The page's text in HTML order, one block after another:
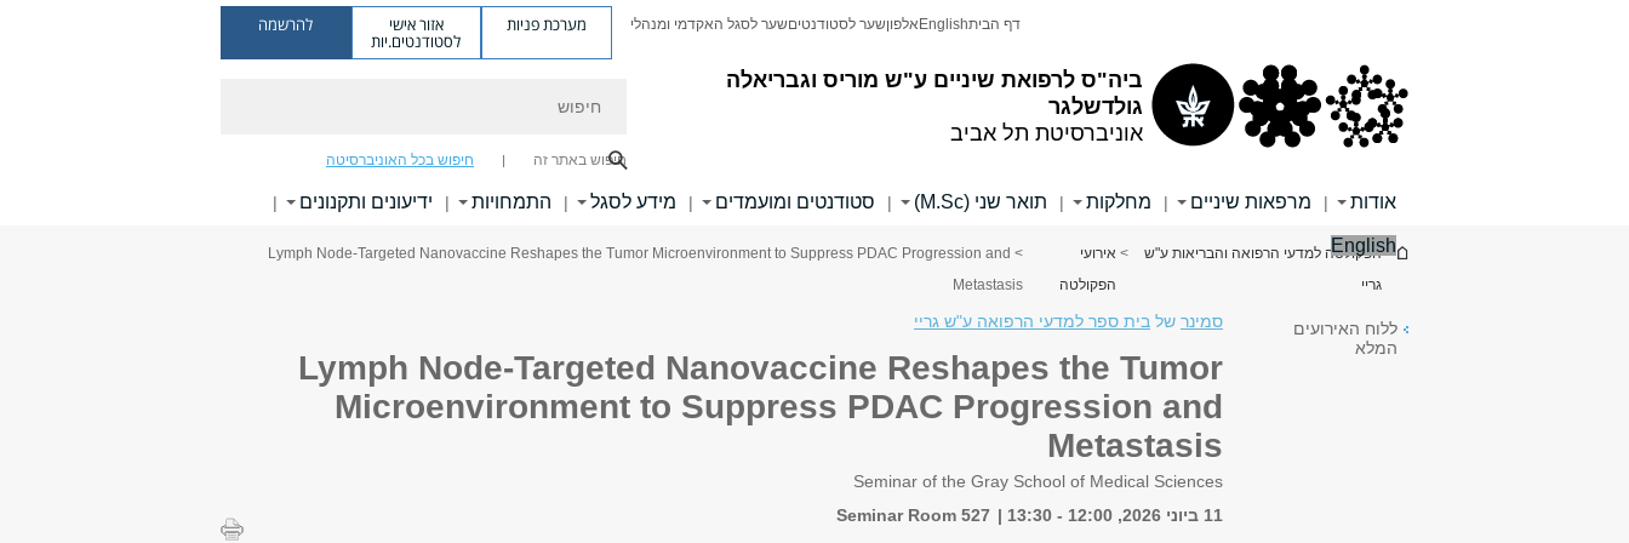
ביה"ס לרפואת שיניים ע"ש מוריס וגבריאלה
גולדשלגר
אוניברסיטת תל אביב
דף הביתEnglish אלפוןשער לסטודנטיםשער לסגל האקדמי ומנהלי מערכת פניות אזור אישי
לסטודנטים.יות
להרשמה
חיפוש באתר זה חיפוש בכל האוניברסיטה
אודות | מרפאות שיניים | מחלקות | תואר שני (M.Sc) | סטודנטים ומועמדים | מידע לסגל | התמחויות | ידיעונים ותקנונים |
English
הינך נמצא כאן
> הפקולטה למדעי הרפואה והבריאות ע"ש
גריי
> אירועי
הפקולטה
> Lymph Node-Targeted Nanovaccine Reshapes the Tumor Microenvironment to Suppress PDAC Progression and
Metastasis
ללוח האירועים
המלא
סמינר של בית ספר למדעי הרפואה ע"ש גריי
Lymph Node-Targeted Nanovaccine Reshapes the Tumor
Microenvironment to Suppress PDAC Progression and
Metastasis
Seminar of the Gray School of Medical Sciences
11 ביוני 2026, 12:00 - 13:30
Seminar Room 527